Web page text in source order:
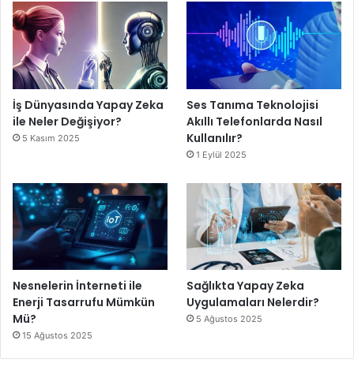
İş Dünyasında Yapay Zeka
ile Neler Değişiyor?
5 Kasım 2025
Ses Tanıma Teknolojisi
Akıllı Telefonlarda Nasıl
Kullanılır?
1 Eylül 2025
Nesnelerin İnterneti ile
Enerji Tasarrufu Mümkün
Mü?
15 Ağustos 2025
Sağlıkta Yapay Zeka
Uygulamaları Nelerdir?
5 Ağustos 2025